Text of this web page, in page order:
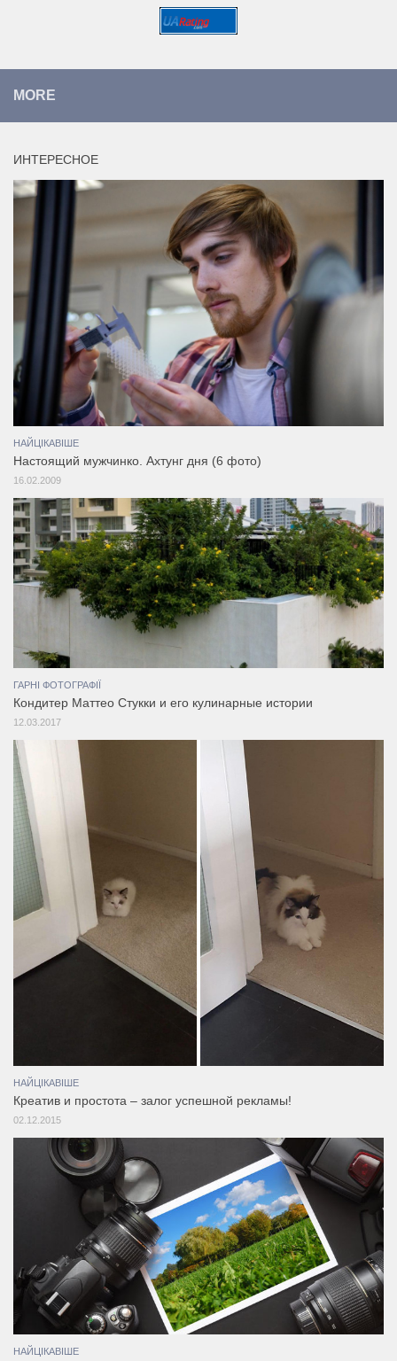
MORE
ИНТЕРЕСНОЕ
НАЙЦІКАВІШЕ
Настоящий мужчинко. Ахтунг дня (6 фото)
16.02.2009
ГАРНІ ФОТОГРАФІЇ
Кондитер Маттео Стукки и его кулинарные истории
12.03.2017
НАЙЦІКАВІШЕ
Креатив и простота – залог успешной рекламы!
02.12.2015
НАЙЦІКАВІШЕ